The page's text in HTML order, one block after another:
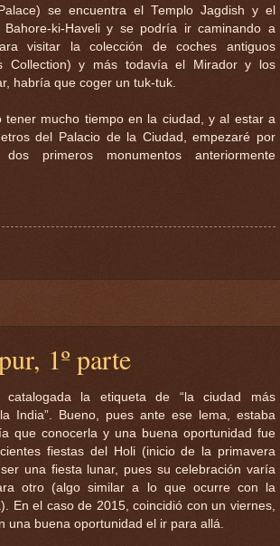
se encuentra el Templo Jagdish y el
Bahore-ki-Haveli y se podría ir caminando a
visitar la colección de coches antiguos
Collection) y más todavía el Mirador y los
habría que coger un tuk-tuk.
tener mucho tiempo en la ciudad, y al estar a
del Palacio de la Ciudad, empezaré por
primeros monumentos anteriormente
1º parte
catalogada la etiqueta de “la ciudad más
India”. Bueno, pues ante ese lema, estaba
que conocerla y una buena oportunidad fue
fiestas del Holi (inicio de la primavera
una fiesta lunar, pues su celebración varía
otro (algo similar a lo que ocurre con la
En el caso de 2015, coincidió con un viernes,
una buena oportunidad el ir para allá.